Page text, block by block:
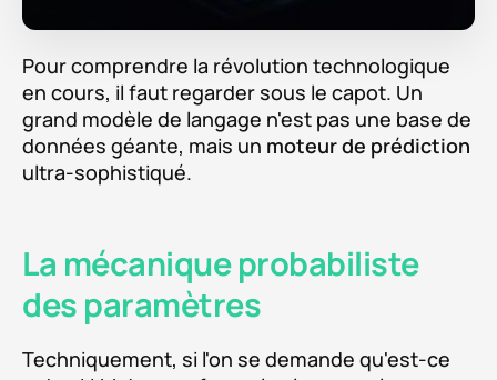
Pour comprendre la révolution technologique
en cours, il faut regarder sous le capot. Un
grand modèle de langage n'est pas une base de
données géante, mais un moteur de prédiction
ultra-sophistiqué.
La mécanique probabiliste
des paramètres
Techniquement, si l'on se demande qu'est-ce